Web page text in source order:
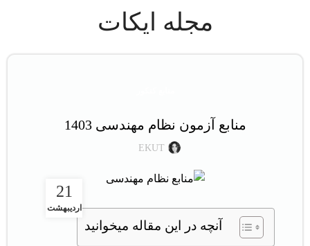
مجله ایکات
منابع آزمون نظام مهندسی 1403
EKUT
21
اردیبهشت
آنچه در این مقاله میخوانید